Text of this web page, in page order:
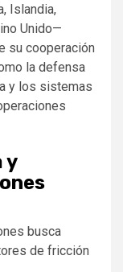
Islandia,
Unido—
su cooperación
la defensa
y los sistemas
y
busca
de fricción